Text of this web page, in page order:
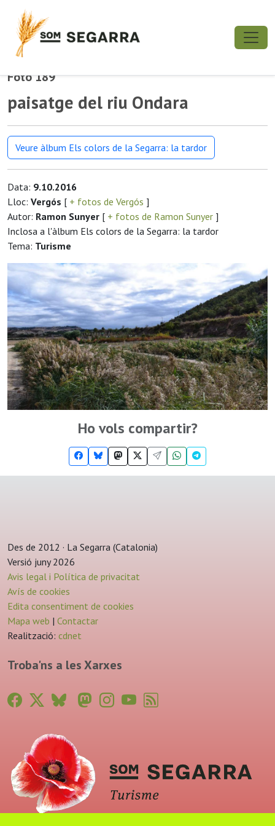
Foto 189
paisatge del riu Ondara
Veure àlbum Els colors de la Segarra: la tardor
Data: 9.10.2016
Lloc: Vergós [ + fotos de Vergós ]
Autor: Ramon Sunyer [ + fotos de Ramon Sunyer ]
Inclosa a l'àlbum Els colors de la Segarra: la tardor
Tema: Turisme
Ho vols compartir?
Des de 2012 · La Segarra (Catalonia)
Versió juny 2026
Avis legal i Política de privacitat
Avís de cookies
Edita consentiment de cookies
Mapa web | Contactar
Realització: cdnet
Troba'ns a les Xarxes